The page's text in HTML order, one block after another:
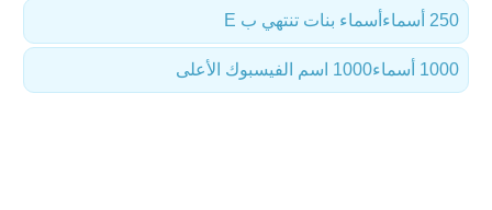
أسماء بنات تنتهي ب E 250 أسماء
1000 اسم الفيسبوك الأعلى 1000 أسماء